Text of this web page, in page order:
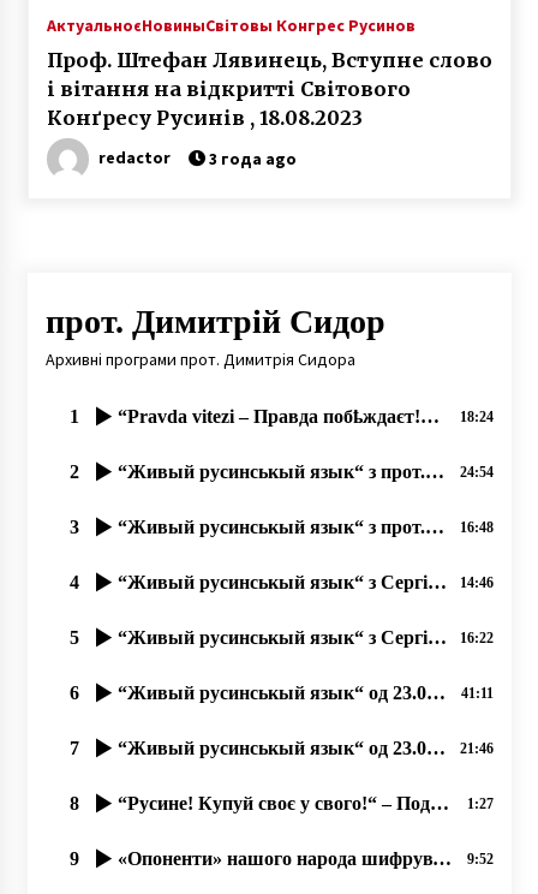
АктуальноєНовиныСвітовы Конгрес Русинов
Проф. Штефан Лявинець, Вступне слово
і вітання на відкритті Світового
Конґресу Русинів , 18.08.2023
redactor 3 года ago
прот. Димитрій Сидор
Архивні програми прот. Димитрія Сидора
1 “Pravda vitezі – Правда побҍждаєт!“ – Круглый стол русинов в Пражському Градҍ 03.09.2019 18:24
2 “Живый русинськый язык“ з прот. Димитрием Сидором та Оленов Копинець-Барта од 24.11.2019 24:54
3 “Живый русинськый язык“ з прот. ДИМИТРІЄМ СИДОРОМ од 15.11.2019 16:48
4 “Живый русинськый язык“ з Сергієм Тудовші од 07.10.2019 14:46
5 “Живый русинськый язык“ з Сергієм Тудовші од 10.10.2019, Ч. 2 16:22
6 “Живый русинськый язык“ од 23.08.2019 41:11
7 “Живый русинськый язык“ од 23.09.2019. Олена Копинець-Барта 21:46
8 “Русине! Купуй своє у свого!“ – Поддержую важный Флеш-моб! прот. Димитрій Сидор 1:27
9 «Опоненти» нашого народа шифрувутся под русинôв, а пак чинять русинам вред, ганьбу. 9:52